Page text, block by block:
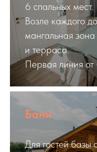
6 спальных мест.
Возле каждого
мангальная зона
и терраса.
Первая линия
Бани
Для гостей базы